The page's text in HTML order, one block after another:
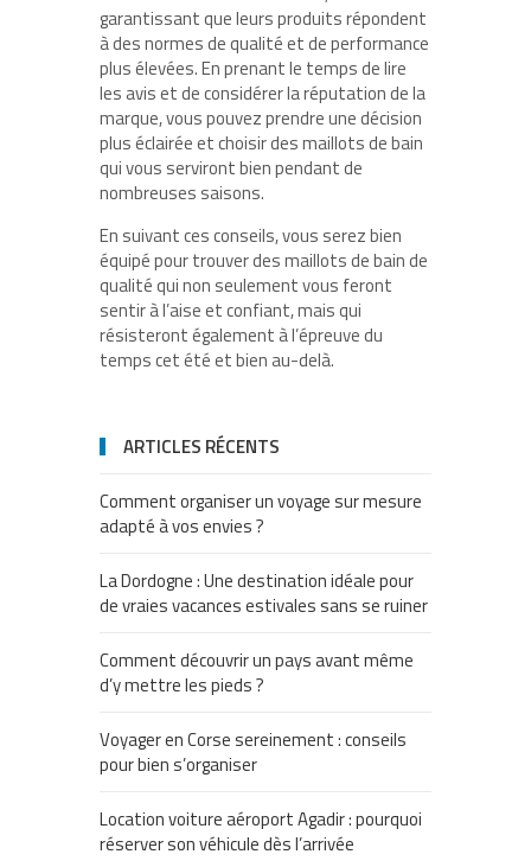
garantissant que leurs produits répondent
à des normes de qualité et de performance
plus élevées. En prenant le temps de lire
les avis et de considérer la réputation de la
marque, vous pouvez prendre une décision
plus éclairée et choisir des maillots de bain
qui vous serviront bien pendant de
nombreuses saisons.
En suivant ces conseils, vous serez bien
équipé pour trouver des maillots de bain de
qualité qui non seulement vous feront
sentir à l’aise et confiant, mais qui
résisteront également à l’épreuve du
temps cet été et bien au-delà.
ARTICLES RÉCENTS
Comment organiser un voyage sur mesure
adapté à vos envies ?
La Dordogne : Une destination idéale pour
de vraies vacances estivales sans se ruiner
Comment découvrir un pays avant même
d’y mettre les pieds ?
Voyager en Corse sereinement : conseils
pour bien s’organiser
Location voiture aéroport Agadir : pourquoi
réserver son véhicule dès l’arrivée